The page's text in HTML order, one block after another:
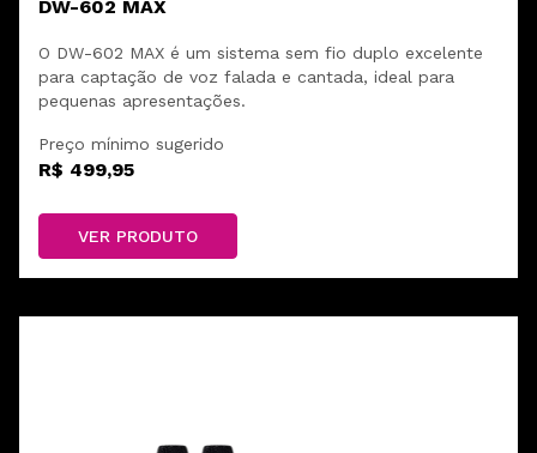
DW-602 MAX
O DW-602 MAX é um sistema sem fio duplo excelente
para captação de voz falada e cantada, ideal para
pequenas apresentações.
Preço mínimo sugerido
R$ 499,95
VER PRODUTO